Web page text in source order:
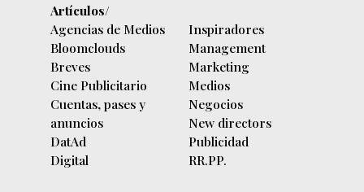
Artículos/
Agencias de Medios
Bloomclouds
Breves
Cine Publicitario
Cuentas, pases y
anuncios
DatAd
Digital
Inspiradores
Management
Marketing
Medios
Negocios
New directors
Publicidad
RR.PP.